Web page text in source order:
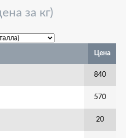
за кг)
Цена
840
570
20